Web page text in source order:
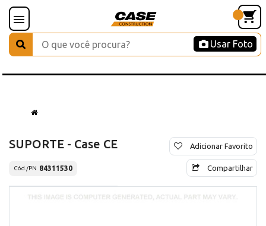
Usar Foto
SUPORTE - Case CE
Cód./PN 84311530
Adicionar Favorito
Compartilhar